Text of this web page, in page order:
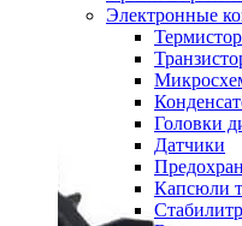
Электронные
Головки
Датчики
Капсюли